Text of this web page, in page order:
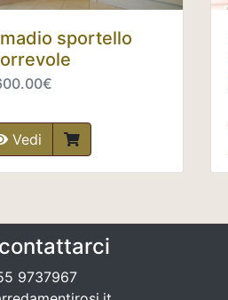
sportello
Vedi
9737967